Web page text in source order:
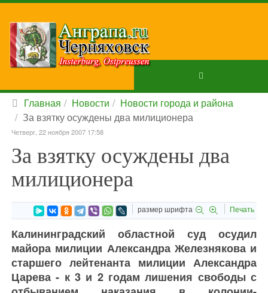
Главная Новости
Новости города и района
За взятку осуждены два милиционера
Четверг, 22 ноября 2007 17:58
За взятку осуждены два
милиционера
размер шрифта Печать
Калининградский областной суд осудил
майора милиции Александра Железнякова и
старшего лейтенанта милиции Александра
Царева - к 3 и 2 годам лишения свободы с